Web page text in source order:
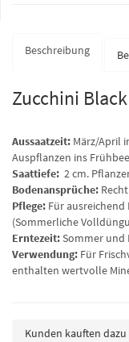
Beschreibung
Zucchini
Aussaatzeit: März/April
Auspflanzen ins
Saattiefe: 2 cm.
Bodenansprüche:
Pflege: Für
(Sommerliche
Erntezeit:Sommer und
Verwendung: Für
enthalten wertvolle
Kunden kauften